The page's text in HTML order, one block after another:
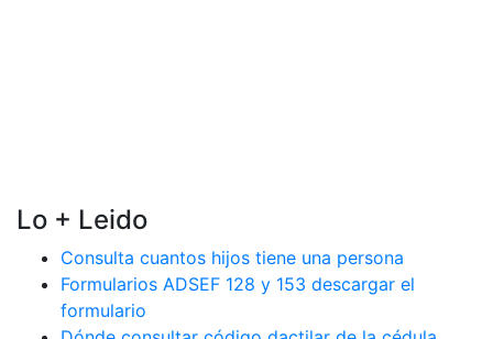
Lo + Leido
Consulta cuantos hijos tiene una persona
Formularios ADSEF 128 y 153 descargar el
formulario